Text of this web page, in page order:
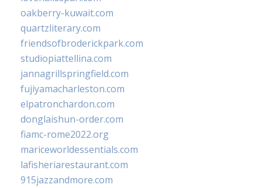
oakberry-kuwait.com
quartzliterary.com
friendsofbroderickpark.com
studiopiattellina.com
jannagrillspringfield.com
fujiyamacharleston.com
elpatronchardon.com
donglaishun-order.com
fiamc-rome2022.org
mariceworldessentials.com
lafisheriarestaurant.com
915jazzandmore.com